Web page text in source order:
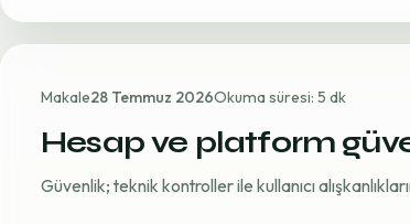
Makale28 Temmuz 2026Okuma süresi: 5 dk
Hesap ve platform
Güvenlik; teknik kontroller ile kullanıcı